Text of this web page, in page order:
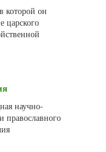
которой он
царского
научно-
православного